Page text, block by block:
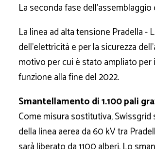
La seconda fase
La linea ad alta tensione Pradella -
dell'elettricità e per la sicurezza
motivo per cui è stato ampliato per
funzione alla fine del 2022.
Smantellamento di 1.100 pali
Come misura sostitutiva,
della linea aerea da 60 kV tra